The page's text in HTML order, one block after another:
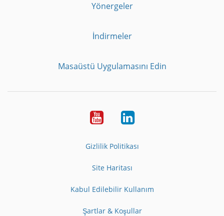
Yönergeler
İndirmeler
Masaüstü Uygulamasını Edin
YoutubeLinkedIn
Gizlilik Politikası
Site Haritası
Kabul Edilebilir Kullanım
Şartlar & Koşullar